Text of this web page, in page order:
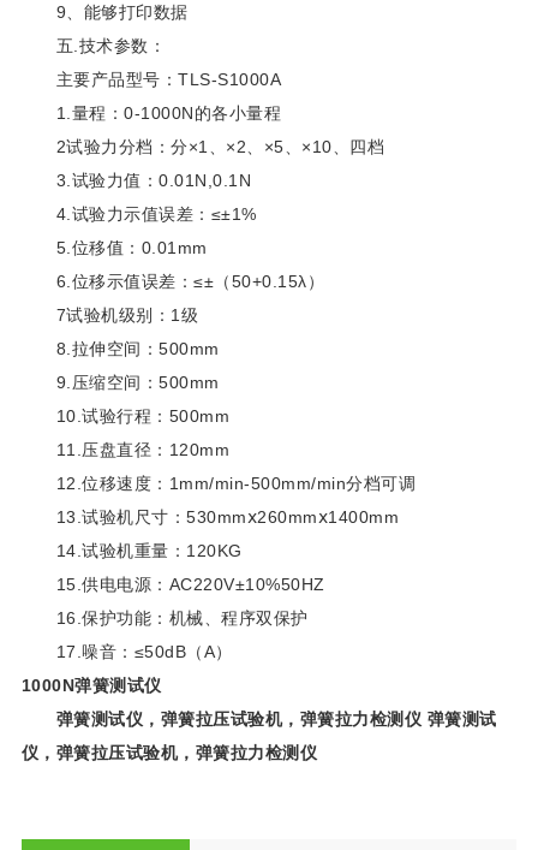
9、能够打印数据
五.技术参数：
主要产品型号：TLS-S1000A
1.量程：0-1000N的各小量程
2试验力分档：分×1、×2、×5、×10、四档
3.试验力值：0.01N,0.1N
4.试验力示值误差：≤±1%
5.位移值：0.01mm
6.位移示值误差：≤±（50+0.15λ）
7试验机级别：1级
8.拉伸空间：500mm
9.压缩空间：500mm
10.试验行程：500mm
11.压盘直径：120mm
12.位移速度：1mm/min-500mm/min分档可调
13.试验机尺寸：530mmⅹ260mmⅹ1400mm
14.试验机重量：120KG
15.供电电源：AC220V±10%50HZ
16.保护功能：机械、程序双保护
17.噪音：≤50dB（A）
1000N弹簧测试仪
弹簧测试仪，弹簧拉压试验机，弹簧拉力检测仪 弹簧测试
仪，弹簧拉压试验机，弹簧拉力检测仪